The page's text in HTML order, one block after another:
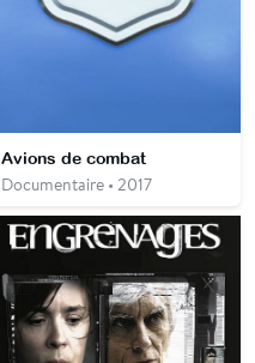
Avions de combat
Documentaire • 2017